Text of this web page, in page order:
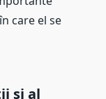
care el se
și al